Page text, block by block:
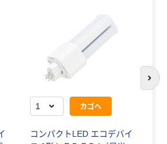
カゴへ
コンパクトLED エコデバイ
次